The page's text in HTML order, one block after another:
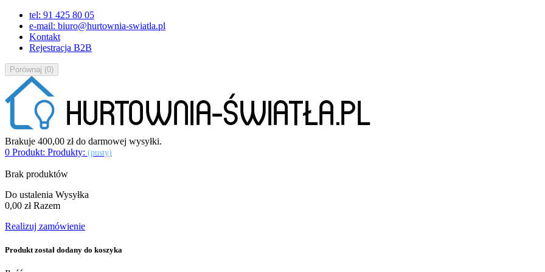
tel: 91 425 80 05
e-mail: biuro@hurtownia-swiatla.pl
Kontakt
Rejestracja B2B
Porównaj (0)
Brakuje 400,00 złdo darmowej wysyłki.
0 Produkt: Produkty: (pusty)
Brak produktów
Do ustalenia Wysyłka
0,00 zł Razem
Realizuj zamówienie
Produkt został dodany do koszyka